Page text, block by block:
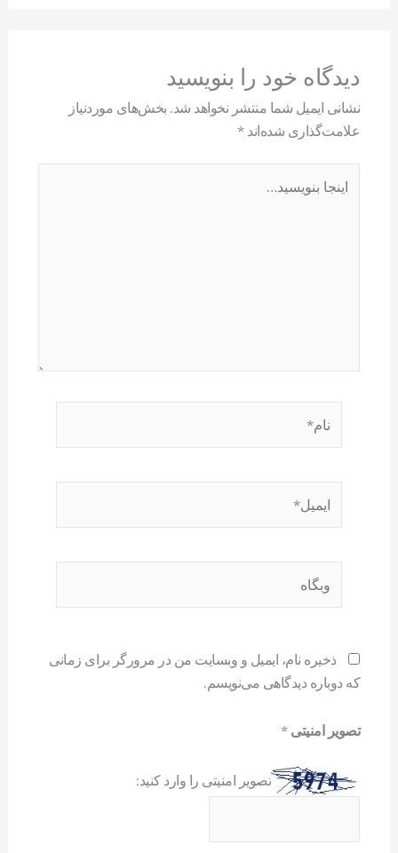
دیدگاه‌ خود را بنویسید
نشانی ایمیل شما منتشر نخواهد شد. بخش‌های موردنیاز
علامت‌گذاری شده‌اند*
بنویسید…
ذخیره نام، ایمیل و وبسایت من در مرورگر برای زمانی
که دوباره دیدگاهی می‌نویسم.
تصویر امنیتی*
تصویر امنیتی را وارد کنید: